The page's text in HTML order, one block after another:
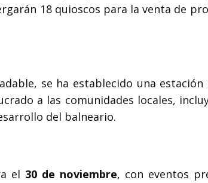
18 quioscos para la venta de
se ha establecido una
a las comunidades locales,
del balneario.
el 30 de noviembre, con eventos